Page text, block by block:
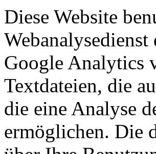
Diese Website
Google Analytics
Textdateien, die
die eine Analyse
ermöglichen. Die